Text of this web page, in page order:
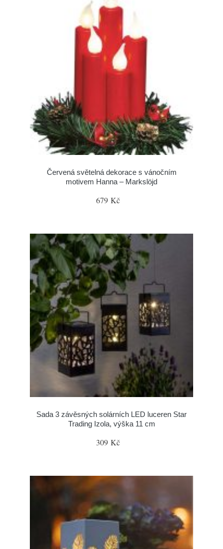
Červená světelná dekorace s vánočním
motivem Hanna – Markslöjd
679 Kč
Sada 3 závěsných solárních LED luceren Star
Trading Izola, výška 11 cm
309 Kč